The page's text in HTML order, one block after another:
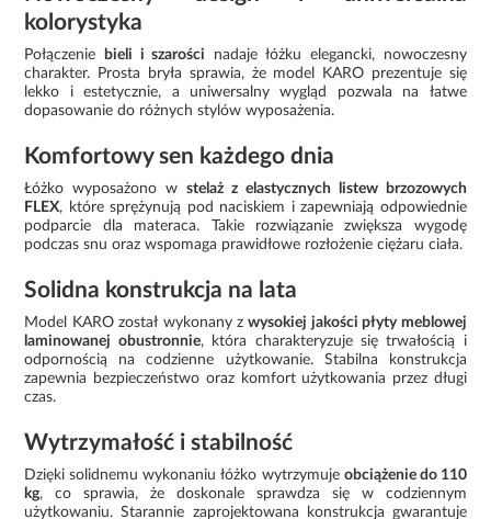
kolorystyka
Połączenie bieli i szarości nadaje łóżku elegancki, nowoczesny
charakter. Prosta bryła sprawia, że model KARO prezentuje się
lekko i estetycznie, a uniwersalny wygląd pozwala na łatwe
dopasowanie do różnych stylów wyposażenia.
Komfortowy sen każdego dnia
Łóżko wyposażono wstelaż z elastycznych listew brzozowych
FLEX, które sprężynują pod naciskiem i zapewniają odpowiednie
podparcie dla materaca. Takie rozwiązanie zwiększa wygodę
podczas snu oraz wspomaga prawidłowe rozłożenie ciężaru ciała.
Solidna konstrukcja na lata
Model KARO został wykonany zwysokiej jakości płyty meblowej
laminowanej obustronnie, która charakteryzuje się trwałością i
odpornością na codzienne użytkowanie. Stabilna konstrukcja
zapewnia bezpieczeństwo oraz komfort użytkowania przez długi
czas.
Wytrzymałość i stabilność
Dzięki solidnemu wykonaniu łóżko wytrzymuje obciążenie do 110
kg, co sprawia, że doskonale sprawdza się w codziennym
użytkowaniu. Starannie zaprojektowana konstrukcja gwarantuje